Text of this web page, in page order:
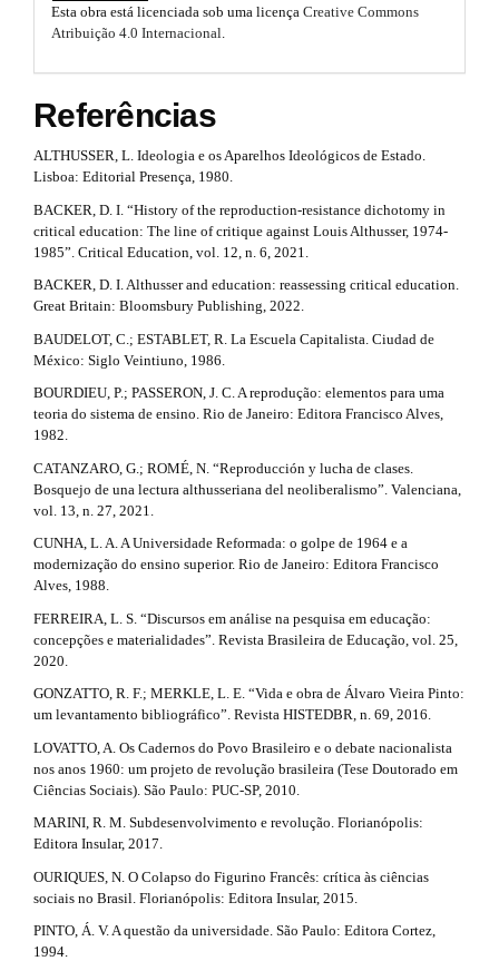
m
b
o
t
s
t
r
a
3
.
a
c
e
s
s
i
_
m
e
n
.
i
d
b
a
r
#
#
o
s
t
r
a
p
3
.
a
r
t
i
c
l
e
.
d
e
t
a
i
l
s
#
#
Esta obra está licenciada sob uma licença Creative Commons
Atribuição 4.0 Internacional.
Referências
ALTHUSSER, L. Ideologia e os Aparelhos Ideológicos de Estado.
Lisboa: Editorial Presença, 1980.
BACKER, D. I. “History of the reproduction-resistance dichotomy in
critical education: The line of critique against Louis Althusser, 1974-
1985”. Critical Education, vol. 12, n. 6, 2021.
BACKER, D. I. Althusser and education: reassessing critical education.
Great Britain: Bloomsbury Publishing, 2022.
BAUDELOT, C.; ESTABLET, R. La Escuela Capitalista. Ciudad de
México: Siglo Veintiuno, 1986.
BOURDIEU, P.; PASSERON, J. C. A reprodução: elementos para uma
teoria do sistema de ensino. Rio de Janeiro: Editora Francisco Alves,
1982.
CATANZARO, G.; ROMÉ, N. “Reproducción y lucha de clases.
Bosquejo de una lectura althusseriana del neoliberalismo”. Valenciana,
vol. 13, n. 27, 2021.
CUNHA, L. A. A Universidade Reformada: o golpe de 1964 e a
modernização do ensino superior. Rio de Janeiro: Editora Francisco
Alves, 1988.
FERREIRA, L. S. “Discursos em análise na pesquisa em educação:
concepções e materialidades”. Revista Brasileira de Educação, vol. 25,
2020.
GONZATTO, R. F.; MERKLE, L. E. “Vida e obra de Álvaro Vieira Pinto:
um levantamento bibliográfico”. Revista HISTEDBR, n. 69, 2016.
LOVATTO, A. Os Cadernos do Povo Brasileiro e o debate nacionalista
nos anos 1960: um projeto de revolução brasileira (Tese Doutorado em
Ciências Sociais). São Paulo: PUC-SP, 2010.
MARINI, R. M. Subdesenvolvimento e revolução. Florianópolis:
Editora Insular, 2017.
OURIQUES, N. O Colapso do Figurino Francês: crítica às ciências
sociais no Brasil. Florianópolis: Editora Insular, 2015.
PINTO, Á. V. A questão da universidade. São Paulo: Editora Cortez,
1994.